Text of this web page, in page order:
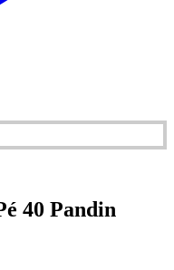
40 Pandin